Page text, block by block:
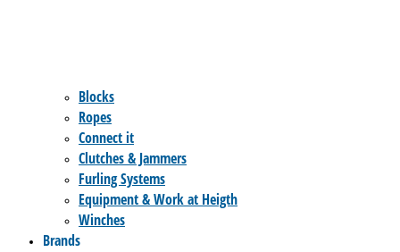
Blocks
Ropes
Connect it
Clutches & Jammers
Furling Systems
Equipment & Work at Heigth
Winches
Brands